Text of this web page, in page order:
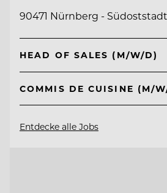
90471 Nürnberg -
HEAD OF SALES (M/W/D)
COMMIS DE CUISINE (M/
Entdecke alle Jobs